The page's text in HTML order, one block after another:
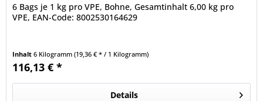
6 Bags je 1 kg pro VPE, Bohne, Gesamtinhalt 6,00 kg pro
VPE, EAN-Code: 8002530164629
Inhalt6 Kilogramm(19,36 € * / 1 Kilogramm)
116,13 € *
Details